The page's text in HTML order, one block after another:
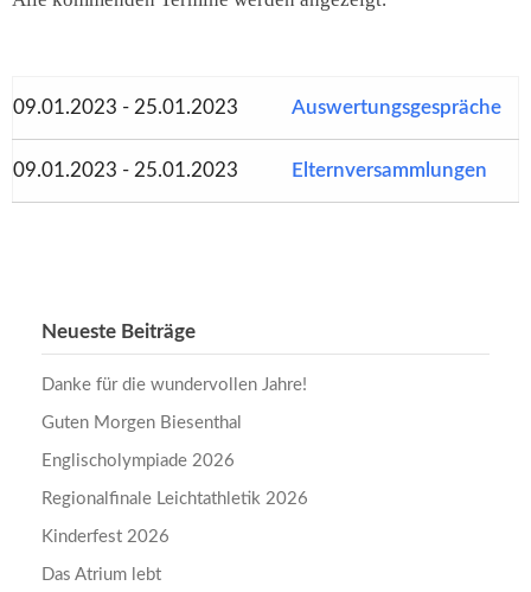
09.01.2023 - 25.01.2023 Auswertungsgespräche
09.01.2023 - 25.01.2023 Elternversammlungen
Neueste Beiträge
Danke für die wundervollen Jahre!
Guten Morgen Biesenthal
Englischolympiade 2026
Regionalfinale Leichtathletik 2026
Kinderfest 2026
Das Atrium lebt